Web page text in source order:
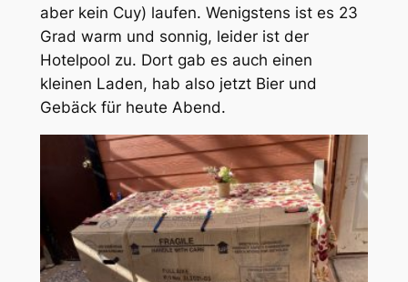
aber kein Cuy) laufen. Wenigstens ist es 23
Grad warm und sonnig, leider ist der
Hotelpool zu. Dort gab es auch einen
kleinen Laden, hab also jetzt Bier und
Gebäck für heute Abend.